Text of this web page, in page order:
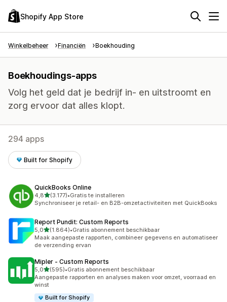
Shopify App Store
Winkelbeheer Financiën Boekhouding
Boekhoudings-apps
Volg het geld dat je bedrijf in- en uitstroomt en
zorg ervoor dat alles klopt.
294 apps
Built for Shopify
QuickBooks Online
4,8van 5 sterren
(3.177)
3177 recensies in totaal
•Gratis te installeren
Synchroniseer je retail- en B2B-omzetactiviteiten met QuickBooks
Report Pundit: Custom Reports
5,0van 5 sterren
(1.864)
1864 recensies in totaal
•Gratis abonnement beschikbaar
Maak aangepaste rapporten, combineer gegevens en automatiseer
de verzending ervan
Mipler ‑ Custom Reports
5,0van 5 sterren
(595)
595 recensies in totaal
•Gratis abonnement beschikbaar
Aangepaste rapporten en analyses maken voor omzet, voorraad en
winst
Built for Shopify